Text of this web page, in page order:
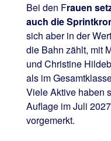
Bei den Frauen
auch die
sich aber in der
die Bahn zählt, mit
und Christine
als im
Viele Aktive haben
Auflage im Juli
vorgemerkt.